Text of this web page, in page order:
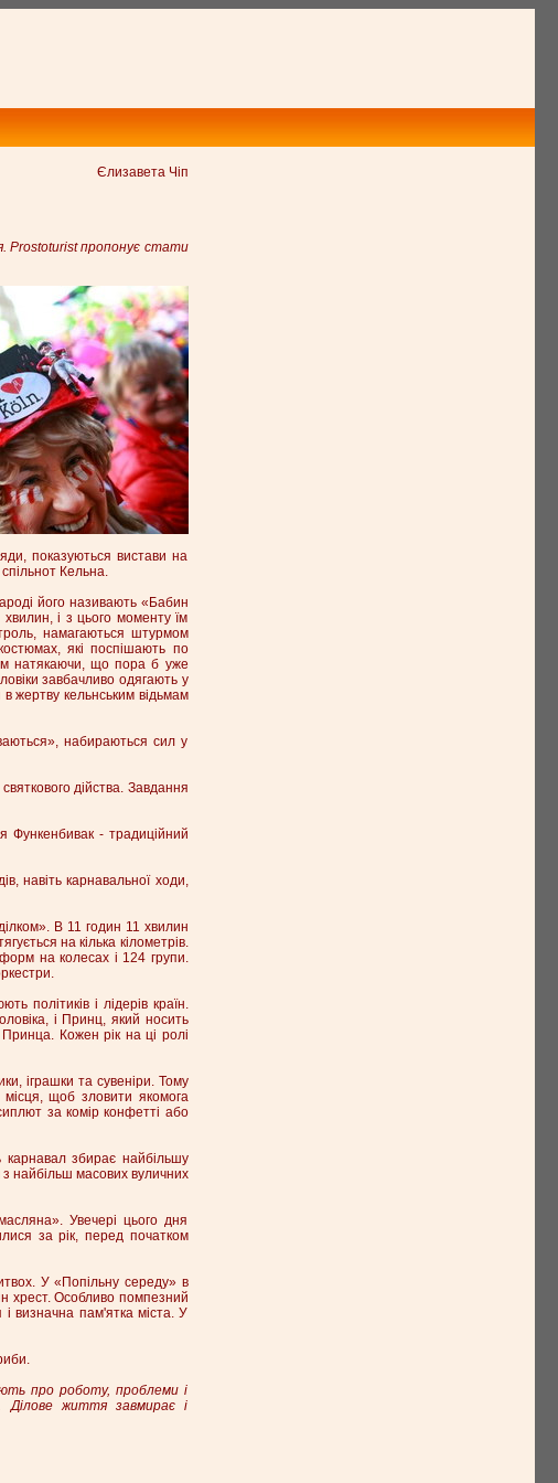
Єлизавета Чіп
Prostoturist пропонує стати
показуються вистави на
Кельна.
його називають «Бабин
і з цього моменту їм
намагаються штурмом
які поспішають по
натякаючи, що пора б уже
завбачливо одягають у
жертву кельнським відьмам
набираються сил у
дійства. Завдання
Функенбивак - традиційний
навіть карнавальної ходи,
В 11 годин 11 хвилин
на кілька кілометрів.
на колесах і 124 групи.
політиків і лідерів країн.
і Принц, який носить
Кожен рік на ці ролі
іграшки та сувеніри. Тому
місця, щоб зловити якомога
за комір конфетті або
карнавал збирає найбільшу
з найбільш масових вуличних
Увечері цього дня
за рік, перед початком
У «Попільну середу» в
хрест. Особливо помпезний
визначна пам'ятка міста. У
про роботу, проблеми і
Ділове життя завмирає і